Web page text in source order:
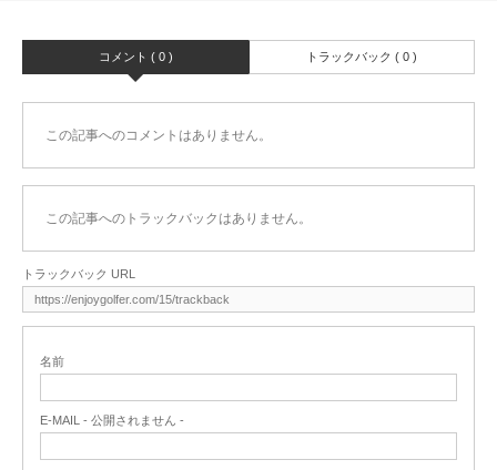
コメント ( 0 ) トラックバック ( 0 )
この記事へのコメントはありません。
この記事へのトラックバックはありません。
トラックバック URL
名前
E-MAIL - 公開されません -